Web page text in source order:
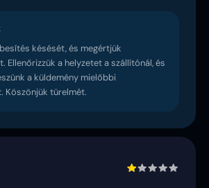
késését, és megértjük
Ellenőrizzük a helyzetet a szállítónál, és
a küldemény mielőbbi
Köszönjük türelmét.